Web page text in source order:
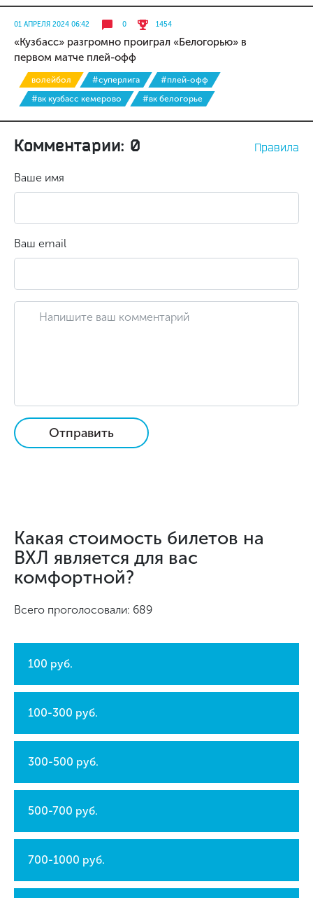
01 АПРЕЛЯ 2024 06:42 0 1454
«Кузбасс» разгромно проиграл «Белогорью» в
первом матче плей-офф
волейбол #суперлига
#плей-офф
#вк кузбасс кемерово
#вк белогорье
Комментарии: 0 Правила
Ваше имя
Ваш email
Отправить
Какая стоимость билетов на
ВХЛ является для вас
комфортной?
Всего проголосовали: 689
100 руб.
100-300 руб.
300-500 руб.
500-700 руб.
700-1000 руб.